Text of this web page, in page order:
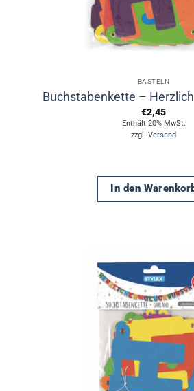
BASTELN
Buchstabenkette –
€2,45
Enthält 20% MwSt.
zzgl. Versand
In den